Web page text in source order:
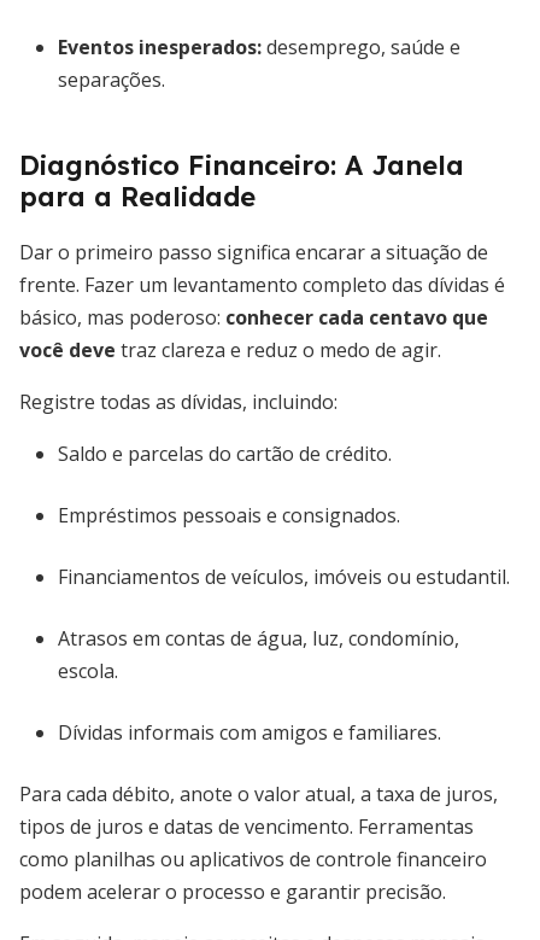
Eventos inesperados:desemprego, saúde e
separações.
Diagnóstico Financeiro: A Janela
para a Realidade
Dar o primeiro passo significa encarar a situação de
frente. Fazer um levantamento completo das dívidas é
básico, mas poderoso: conhecer cada centavo que
você deve traz clareza e reduz o medo de agir.
Registre todas as dívidas, incluindo:
Saldo e parcelas do cartão de crédito.
Empréstimos pessoais e consignados.
Financiamentos de veículos, imóveis ou estudantil.
Atrasos em contas de água, luz, condomínio,
escola.
Dívidas informais com amigos e familiares.
Para cada débito, anote o valor atual, a taxa de juros,
tipos de juros e datas de vencimento. Ferramentas
como planilhas ou aplicativos de controle financeiro
podem acelerar o processo e garantir precisão.